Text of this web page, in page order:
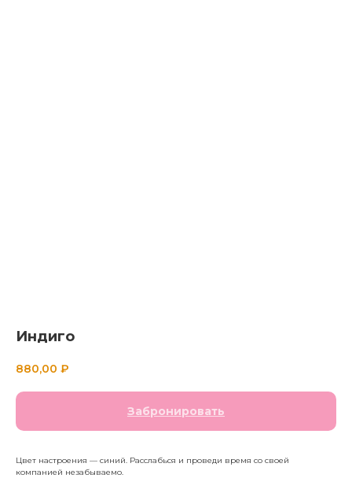
Индиго
880,00 ₽
Забронировать
Цвет настроения — синий. Расслабься и проведи время со своей
компанией незабываемо.